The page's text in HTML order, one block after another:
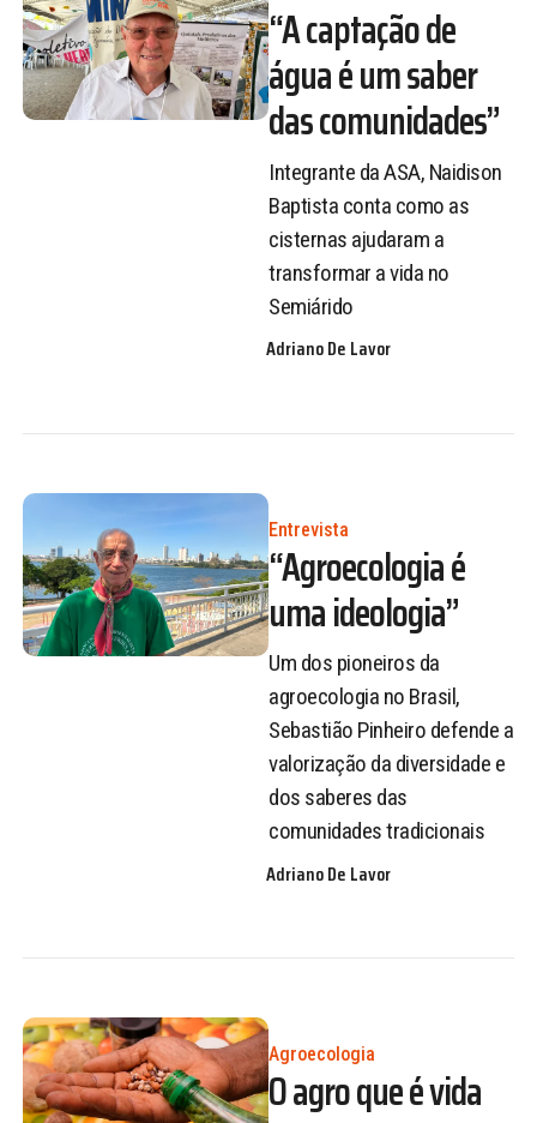
“A captação de
água é um saber
das comunidades”
Integrante da ASA, Naidison
Baptista conta como as
cisternas ajudaram a
transformar a vida no
Semiárido
Adriano De Lavor
Entrevista
“Agroecologia é
uma ideologia”
Um dos pioneiros da
agroecologia no Brasil,
Sebastião Pinheiro defende a
valorização da diversidade e
dos saberes das
comunidades tradicionais
Adriano De Lavor
Agroecologia
O agro que é vida